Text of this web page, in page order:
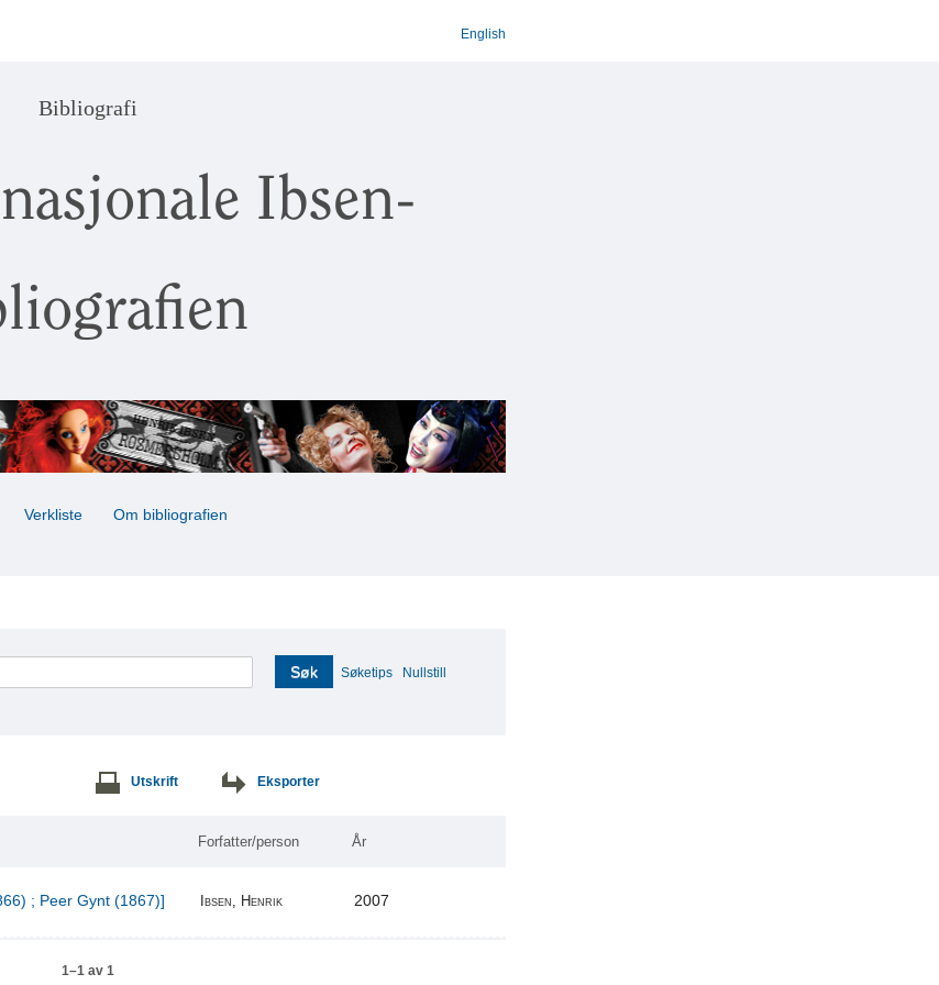
English
Bibliografi
Ibsen-
Verkliste Om bibliografien
Søk Søketips Nullstill
Utskrift Eksporter
Forfatter/person År
; Peer Gynt (1867)] Ibsen, Henrik 2007
1–1 av 1